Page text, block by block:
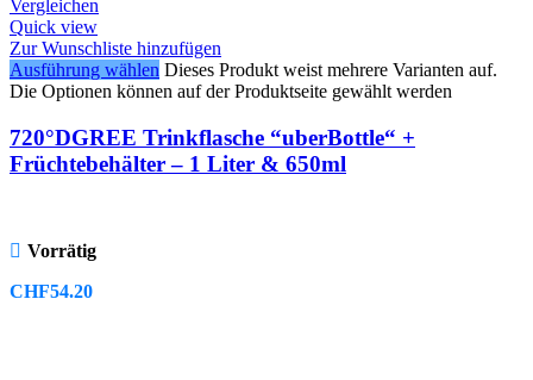
Vergleichen
Quick view
Zur Wunschliste hinzufügen
Ausführung wählen Dieses Produkt weist mehrere Varianten auf.
Die Optionen können auf der Produktseite gewählt werden
720°DGREE Trinkflasche “uberBottle“ +
Früchtebehälter – 1 Liter & 650ml
Vorrätig
CHF54.20